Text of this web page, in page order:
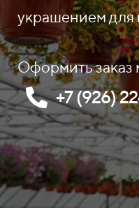
украшением для
Оформить заказ
+7 (926)